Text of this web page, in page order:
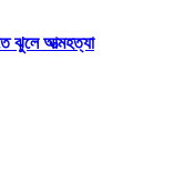
ঝুলে আত্মহত্যা